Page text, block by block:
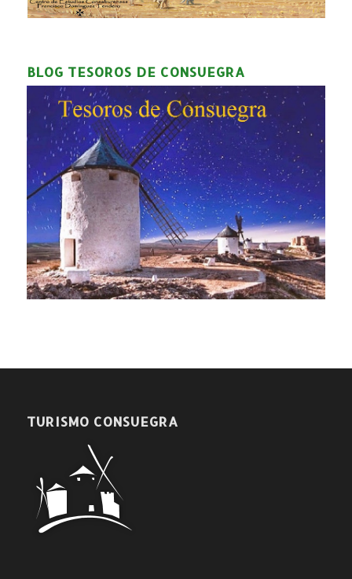
BLOG TESOROS DE CONSUEGRA
TURISMO CONSUEGRA